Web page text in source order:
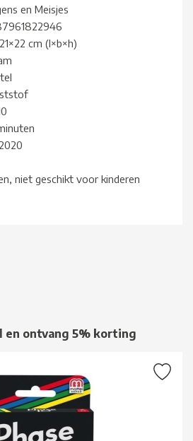
en Meisjes
cm (l×b×h)
niet geschikt voor kinderen
en ontvang 5% korting